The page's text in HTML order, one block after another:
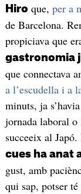
Hiro que, per a
de Barcelona.
propiciava que
gastronomia
que connectava
a l’escudella i a
minuts, ja
jornada laboral
succeeix al
cues ha anat
gust, amb
qui sap, potser